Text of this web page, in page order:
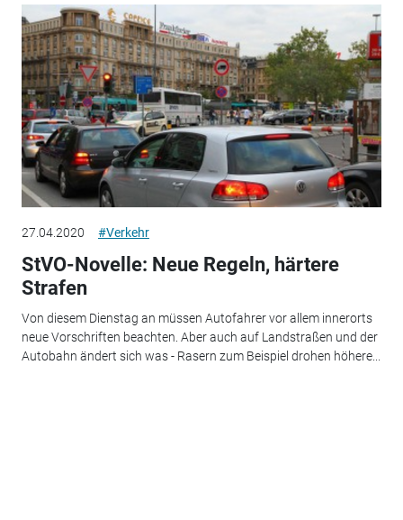
27.04.2020 #Verkehr
StVO-Novelle: Neue Regeln, härtere
Strafen
Von diesem Dienstag an müssen Autofahrer vor allem innerorts
neue Vorschriften beachten. Aber auch auf Landstraßen und der
Autobahn ändert sich was - Rasern zum Beispiel drohen höhere...